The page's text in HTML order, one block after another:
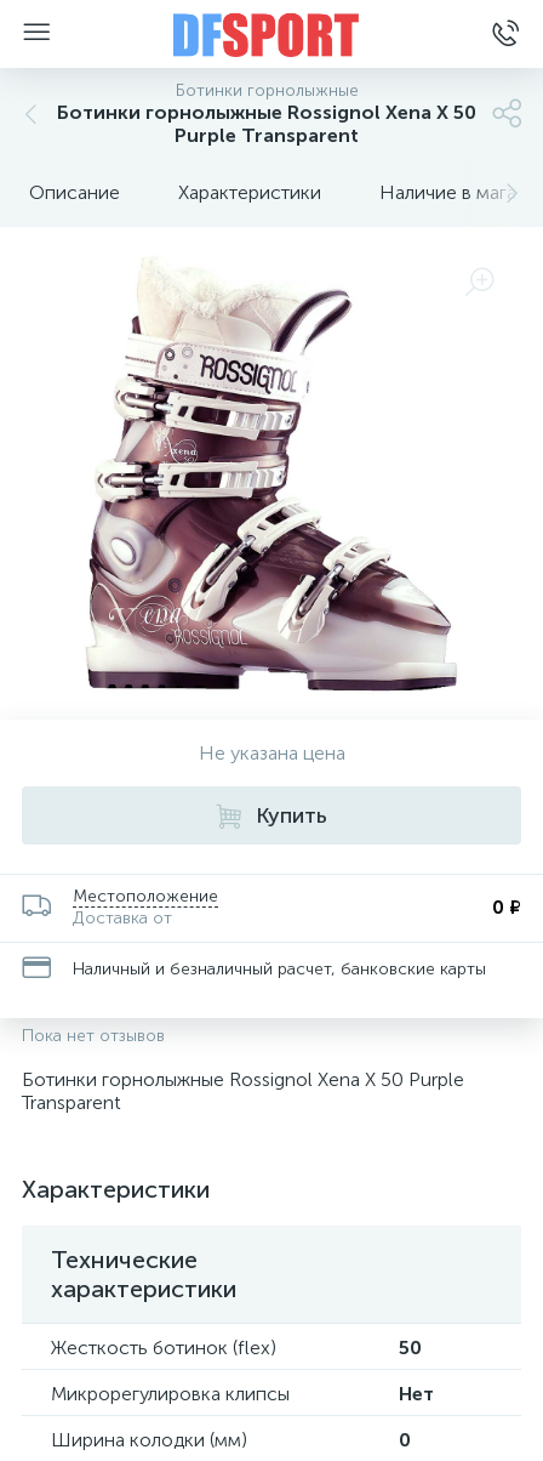
Ботинки горнолыжные
Ботинки горнолыжные Rossignol Xena X 50
Purple Transparent
Описание Характеристики Наличие в
Не указана цена
Купить
Местоположение
Доставка от
0 ₽
Наличный и безналичный расчет, банковские карты
Пока нет отзывов
Ботинки горнолыжные Rossignol Xena X 50 Purple
Transparent
Характеристики
Технические
характеристики
Жесткость ботинок (flex)
50
Микрорегулировка клипсы
Нет
Ширина колодки (мм)
0